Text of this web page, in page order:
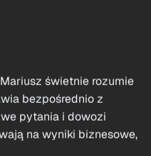
świetnie rozumie